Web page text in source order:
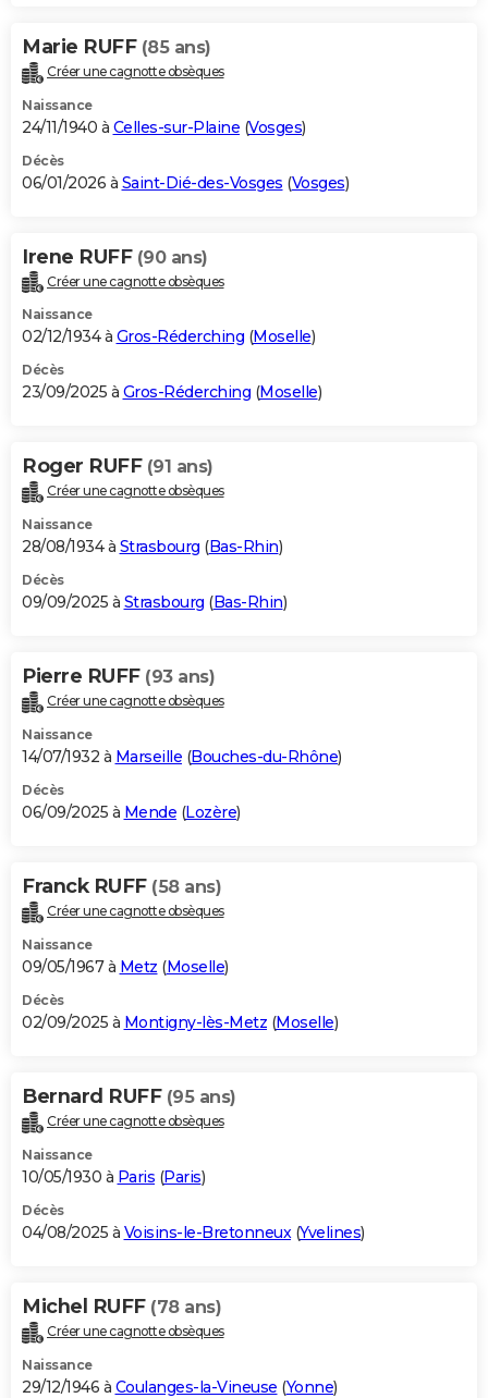
Marie RUFF (85 ans)
Créer une cagnotte obsèques
Naissance
24/11/1940 à Celles-sur-Plaine (Vosges)
Décès
06/01/2026 à Saint-Dié-des-Vosges (Vosges)
Irene RUFF (90 ans)
Créer une cagnotte obsèques
Naissance
02/12/1934 à Gros-Réderching (Moselle)
Décès
23/09/2025 à Gros-Réderching (Moselle)
Roger RUFF (91 ans)
Créer une cagnotte obsèques
Naissance
28/08/1934 à Strasbourg (Bas-Rhin)
Décès
09/09/2025 à Strasbourg (Bas-Rhin)
Pierre RUFF (93 ans)
Créer une cagnotte obsèques
Naissance
14/07/1932 à Marseille (Bouches-du-Rhône)
Décès
06/09/2025 à Mende (Lozère)
Franck RUFF (58 ans)
Créer une cagnotte obsèques
Naissance
09/05/1967 à Metz (Moselle)
Décès
02/09/2025 à Montigny-lès-Metz (Moselle)
Bernard RUFF (95 ans)
Créer une cagnotte obsèques
Naissance
10/05/1930 à Paris (Paris)
Décès
04/08/2025 à Voisins-le-Bretonneux(Yvelines)
Michel RUFF (78 ans)
Créer une cagnotte obsèques
Naissance
29/12/1946 à Coulanges-la-Vineuse (Yonne)